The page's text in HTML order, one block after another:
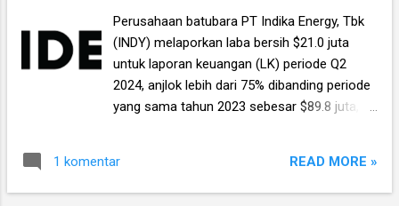
kedepannya plus valuasi sahamnya yang
masih murah, maka saham ELSA mungkin
masih bisa naik tinggi lagi. Pertanyaannya,
sampai harga berapa? *** Live Webinar
Value Investing Saham Indonesia , Sabtu 24
Untuk mendaftar klik disini . *** Sekilas
Perusahaan batubara PT Indika Energy, Tbk
(INDY) melaporkan laba bersih $21.0 juta
untuk laporan keuangan (LK) periode Q2
2024, anjlok lebih dari 75% dibanding periode
yang sama tahun 2023 sebesar $89.8 juta,
1,310, meski kemudian naik lagi ke posisi
sekarang 1,360. However penulis melihat
1 komentar READ MORE »